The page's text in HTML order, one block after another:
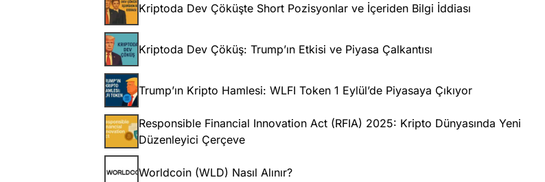
Kriptoda Dev Çöküşte Short Pozisyonlar ve İçeriden Bilgi İddiası
Kriptoda Dev Çöküş: Trump’ın Etkisi ve Piyasa Çalkantısı
Trump’ın Kripto Hamlesi: WLFI Token 1 Eylül’de Piyasaya Çıkıyor
Responsible Financial Innovation Act (RFIA) 2025: Kripto Dünyasında Yeni
Düzenleyici Çerçeve
Worldcoin (WLD) Nasıl Alınır?